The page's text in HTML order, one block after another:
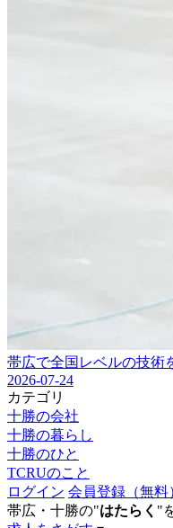
帯広で全国レベルの技術
2026-07-24
カテゴリ
十勝の会社
十勝の暮らし
十勝のひと
TCRUのこと
ログイン 会員登録（無料
帯広・十勝の"はたらく "